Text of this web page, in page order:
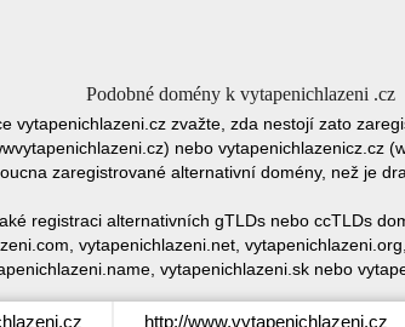
Podobné domény k vytapenichlazeni .cz
vytapenichlazeni.cz zvažte, zda nestojí zato
nebo vytapenichlazenicz.cz
zaregistrované alternativní domény, než je
registraci alternativních gTLDs nebo ccTLDs
vytapenichlazeni.net,
vytapenichlazeni.sk nebo
http://www.vytapenichlazeni.cz